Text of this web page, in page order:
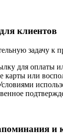
клиентов
задачу к
для оплаты
карты или
и